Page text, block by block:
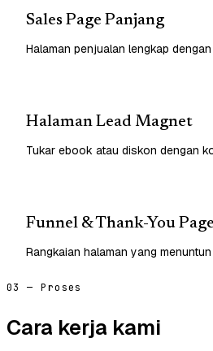
Sales Page Panjang
Halaman penjualan lengkap
Halaman Lead Magnet
Tukar ebook atau diskon dengan
Funnel & Thank-You Page
Rangkaian halaman yang
03 — Proses
Cara kerja kami